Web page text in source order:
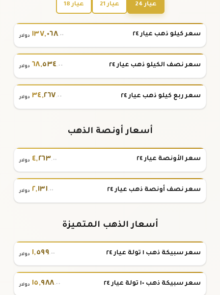
عيار 24 عيار 21 عيار 18
سعر كيلو ذهب عيار ٢٤ ١٣٧,٠٦٨.٠٠ دولار
سعر نصف الكيلو ذهب عيار ٢٤ ٦٨,٥٣٤.٠٠ دولار
سعر ربع كيلو ذهب عيار ٢٤ ٣٤,٢٦٧.٠٠ دولار
أسعار أونصة الذهب
سعر الأونصة عيار ٢٤ ٤,٢٦٣.٠٠ دولار
سعر نصف أونصة ذهب عيار ٢٤ ٢,١٣١.٠٠ دولار
أسعار الذهب المتميزة
سعر سبيكة ذهب ١ تولة عيار ٢٤ ١,٥٩٩.٠٠ دولار
سعر سبيكة ذهب ١٠ تولة عيار ٢٤ ١٥,٩٨٨.٠٠ دولار